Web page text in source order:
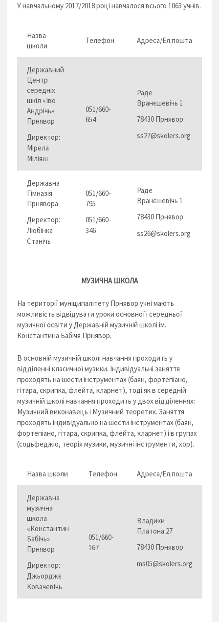
У навчальному 2017/2018 році навчалося всього 1063 учнів.
Назва
школи
Телефон Адреса/Ел.пошта
Державний
Центр
середніх
шкіл «Іво
Андрічь»
Прнявор
Директор:
Мірела
Міліяш
051/660-
654
Раде
Вранєшевічь 1
78430 Прнявор
ss27@skolers.org
Державна
Гімназія
Прнявора
Директор:
Любінка
Станічь
051/660-
795
051/660-
346
Раде
Вранєшевічь 1
78430 Прнявор
ss26@skolers.org
МУЗИЧНА ШКОЛА
На території муніципалітету Прнявор учні мають
можливість відвідувати уроки основної і середньої
музичної освіти у Державній музичній школі ім.
Константина Бабічя Прнявор.
В основній музичній школі навчання проходить у
відділенні класичної музики. Індивідуальні заняття
проходять на шести інструментах (баян, фортепіано,
гітара, скрипка, флейта, кларнет), тоді як в середній
музичній школі навчання проходить у двох відділеннях:
Музичний виконавець і Музичний теоретик. Заняття
проходять індивідуально на шести інструментах (баян,
фортепіано, гітара, скрипка, флейта, кларнет) і в групах
(содьфеджіо, теорія музики, музичні інструменти, хор).
Назва школи Телефон Адреса/Ел.пошта
Державна
музична
школа
«Константин
Бабічь»
Прнявор
Директор:
Джьорджє
Ковачевічь
051/660-
167
Владики
Платона 27
78430 Прнявор
ms05@skolers.org